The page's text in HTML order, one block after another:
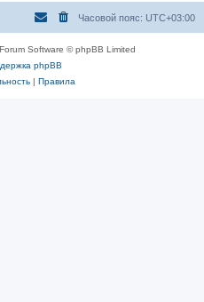
Часовой пояс: UTC+03:00
Software © phpBB Limited
phpBB
| Правила